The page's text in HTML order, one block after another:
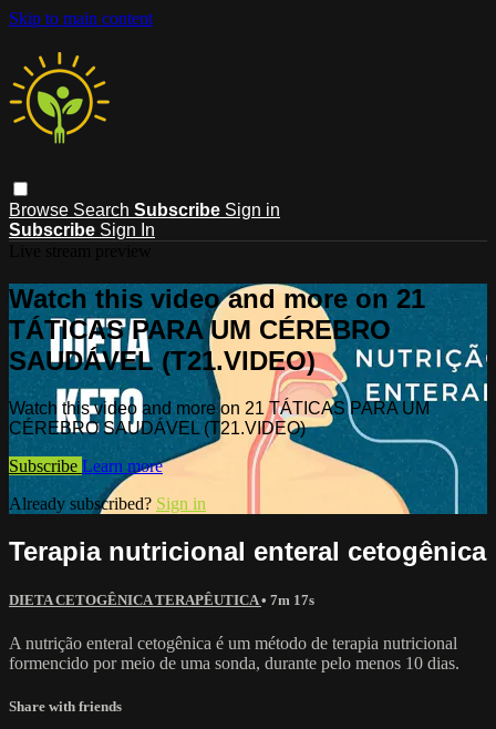
Skip to main content
Browse Search Subscribe Sign in
Subscribe Sign In
Watch this video and more on 21
TÁTICAS PARA UM CÉREBRO
SAUDÁVEL (T21.VIDEO)
Watch this video and more on 21 TÁTICAS PARA UM
CÉREBRO SAUDÁVEL (T21.VIDEO)
Subscribe Learn more
Already subscribed? Sign in
Terapia nutricional enteral cetogênica
DIETA CETOGÊNICA TERAPÊUTICA• 7m 17s
A nutrição enteral cetogênica é um método de terapia nutricional
formencido por meio de uma sonda, durante pelo menos 10 dias.
Share with friends